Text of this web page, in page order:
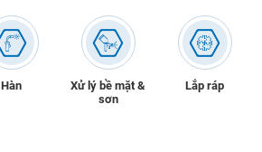
Hàn
Xử lý bề mặt &
sơn
Lắp ráp